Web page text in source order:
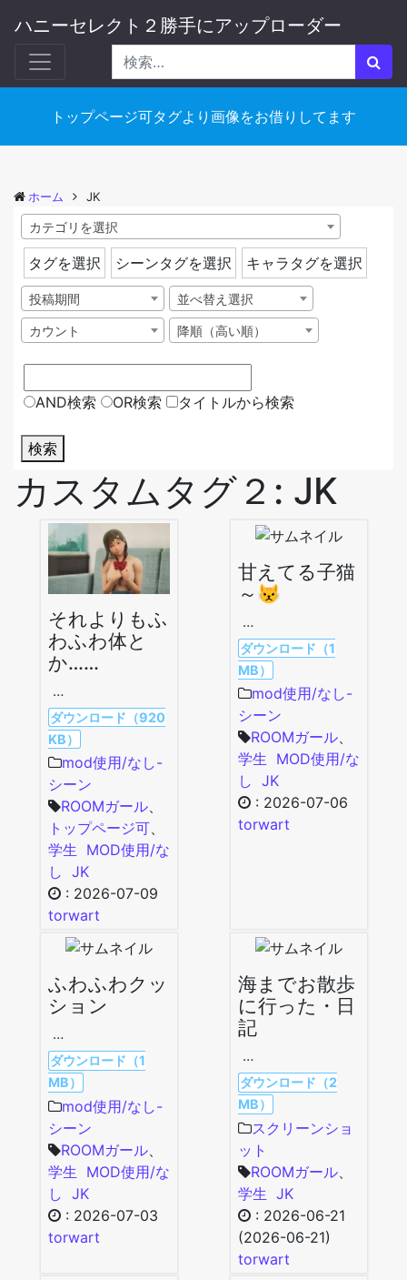
ハニーセレクト２勝手にアップローダー
トップページ可タグより画像をお借りしてます
ホーム JK
カテゴリを選択
タグを選択 シーンタグを選択 キャラタグを選択
投稿期間 並べ替え選択
カウント 降順（高い順）
AND検索 OR検索 タイトルから検索
検索
カスタムタグ２: JK
それよりもふ
わふわ体と
か……
…
ダウンロード（920
KB）
mod使用/なし-
シーン
ROOMガール、
トップページ可、
学生 MOD使用/な
し JK
: 2026-07-09
torwart
甘えてる子猫
～😾
…
ダウンロード（1
MB）
mod使用/なし-
シーン
ROOMガール、
学生 MOD使用/な
し JK
: 2026-07-06
torwart
ふわふわクッ
ション
…
ダウンロード（1
MB）
mod使用/なし-
シーン
ROOMガール、
学生 MOD使用/な
し JK
: 2026-07-03
torwart
海までお散歩
に行った・日
記
…
ダウンロード（2
MB）
スクリーンショ
ット
ROOMガール、
学生 JK
: 2026-06-21
(2026-06-21)
torwart